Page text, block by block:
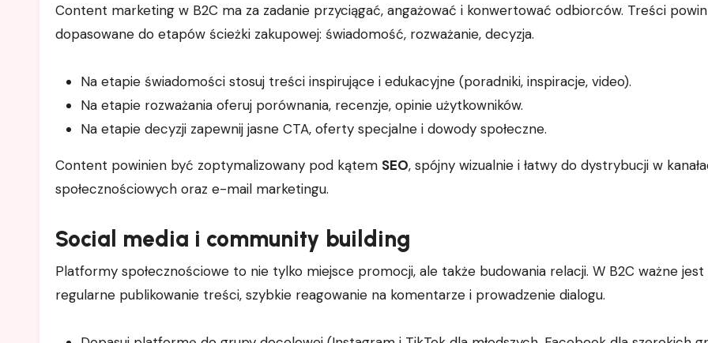
Content marketing w B2C ma za zadanie przyciągać, angażować i konwertować odbiorców. Treści
dopasowane do etapów ścieżki zakupowej: świadomość, rozważanie, decyzja.
Na etapie świadomości stosuj treści inspirujące i edukacyjne (poradniki, inspiracje, video).
Na etapie rozważania oferuj porównania, recenzje, opinie użytkowników.
Na etapie decyzji zapewnij jasne CTA, oferty specjalne i dowody społeczne.
Content powinien być zoptymalizowany pod kątem SEO, spójny wizualnie i łatwy do dystrybucji w
społecznościowych oraz e-mail marketingu.
Social media i community building
Platformy społecznościowe to nie tylko miejsce promocji, ale także budowania relacji. W B2C ważne jest
regularne publikowanie treści, szybkie reagowanie na komentarze i prowadzenie dialogu.